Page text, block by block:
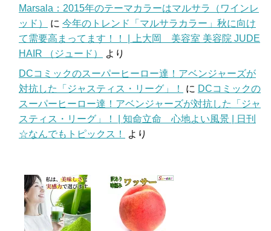
Marsala：2015年のテーマカラーはマルサラ（ワインレ
ッド）
に 今年のトレンド「マルサラカラー」秋に向け
て需要高まってます！！ | 上大岡 美容室 美容院 JUDE
HAIR （ジュード）
より
DCコミックのスーパーヒーロー達！アベンジャーズが
対抗した「ジャスティス・リーグ」！
に DCコミックの
スーパーヒーロー達！アベンジャーズが対抗した「ジャ
スティス・リーグ」！ | 知命立命 心地よい風景 | 日刊
☆なんでもトピックス！
より